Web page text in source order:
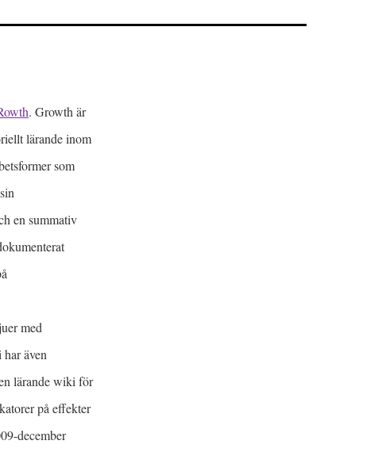
. Growth är
lärande inom
som
en summativ
med
även
lärande wiki för
på effekter
december